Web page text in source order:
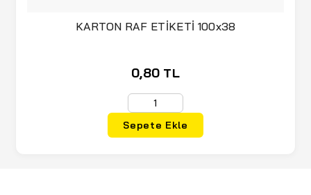
KARTON RAF ETİKETİ 100x38
0,80 TL
Sepete Ekle